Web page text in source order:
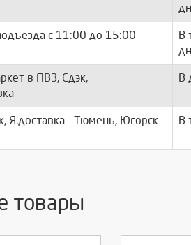
c 11:00 до 15:00
В
в ПВЗ, Сдэк,
В
Я.доставка - Тюмень, Югорск В
товары